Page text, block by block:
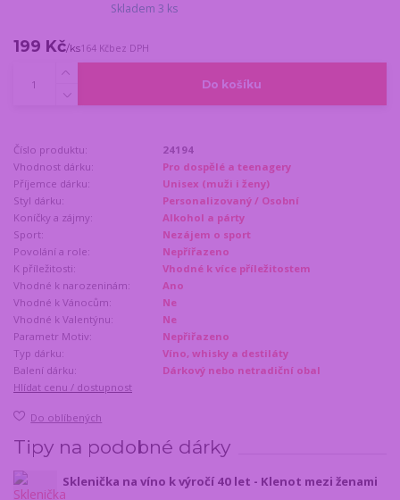
Skladem 3 ks
199 Kč/ks164 Kčbez DPH
Do košíku
Číslo produktu:
24194
Vhodnost dárku:
Pro dospělé a teenagery
Příjemce dárku:
Unisex (muži i ženy)
Styl dárku:
Personalizovaný / Osobní
Koníčky a zájmy:
Alkohol a párty
Sport:
Nezájem o sport
Povolání a role:
Nepřířazeno
K příležitosti:
Vhodné k více příležitostem
Vhodné k narozeninám:
Ano
Vhodné k Vánocům:
Ne
Vhodné k Valentýnu:
Ne
Parametr Motiv:
Nepřiřazeno
Typ dárku:
Víno, whisky a destiláty
Balení dárku:
Dárkový nebo netradiční obal
Hlídat cenu / dostupnost
Do oblíbených
Tipy na podobné dárky
Sklenička na víno k výročí 40 let - Klenot mezi ženami